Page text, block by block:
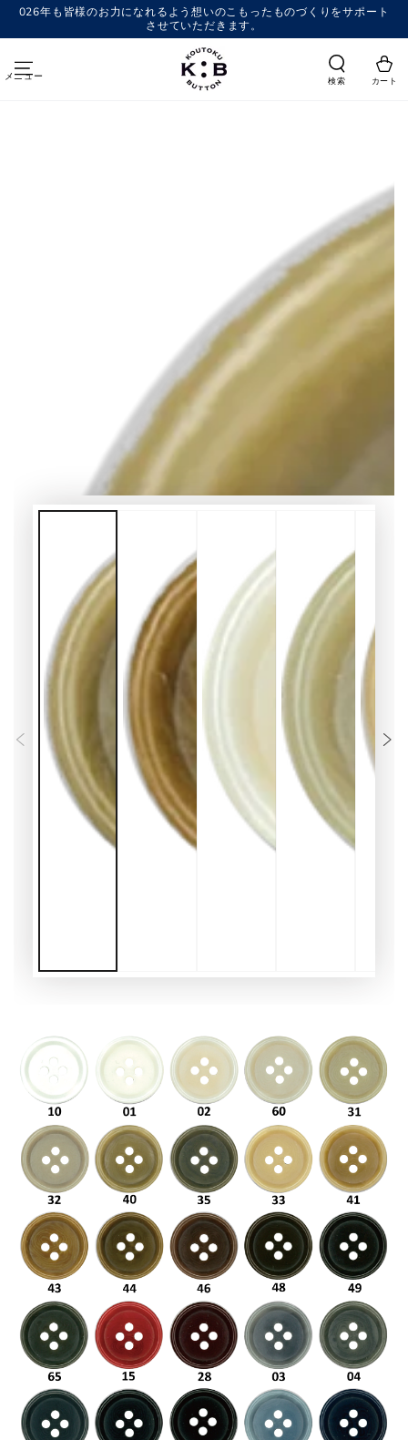
コンテンツにスキッ
026年も皆様のお力になれるよう想いのこもったものづくりをサポート
させていただきます。
メニュー 検索 カート